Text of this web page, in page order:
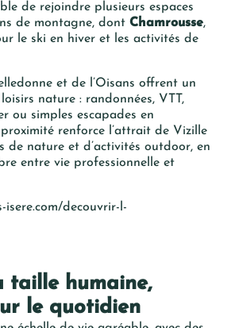
de rejoindre plusieurs espaces
de montagne, dont Chamrousse,
le ski en hiver et les activités de
et de l’Oisans offrent un
nature : randonnées, VTT,
ou simples escapades en
renforce l’attrait de Vizille
de nature et d’activités outdoor, en
entre vie professionnelle et
isere.com/decouvrir-l-
taille humaine,
le quotidien